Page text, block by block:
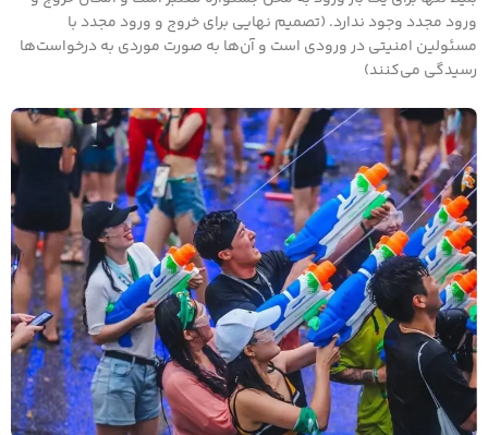
ورود مجدد وجود ندارد. (تصمیم نهایی برای خروج و ورود مجدد با
مسئولین امنیتی در ورودی است و آن‌ها به صورت موردی به درخواست‌ها
رسیدگی می‌کنند)